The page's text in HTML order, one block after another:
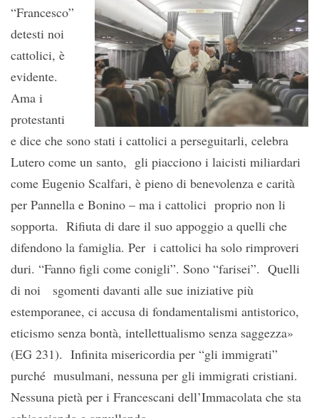
“Francesco”
detesti noi
cattolici, è
evidente.
Ama i
protestanti
e dice che sono stati i cattolici a perseguitarli, celebra
Lutero come un santo, gli piacciono i laicisti miliardari
come Eugenio Scalfari, è pieno di benevolenza e carità
per Pannella e Bonino – ma i cattolici proprio non li
sopporta. Rifiuta di dare il suo appoggio a quelli che
difendono la famiglia. Per i cattolici ha solo rimproveri
duri. “Fanno figli come conigli”. Sono “farisei”. Quelli
di noi sgomenti davanti alle sue iniziative più
estemporanee, ci accusa di fondamentalismi antistorico,
eticismo senza bontà, intellettualismo senza saggezza»
(EG 231). Infinita misericordia per “gli immigrati”
purché musulmani, nessuna per gli immigrati cristiani.
Nessuna pietà per i Francescani dell’Immacolata che sta